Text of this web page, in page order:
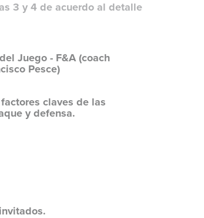
3 y 4 de acuerdo al detalle
Juego - F&A (coach
Pesce)
claves de las
y defensa.